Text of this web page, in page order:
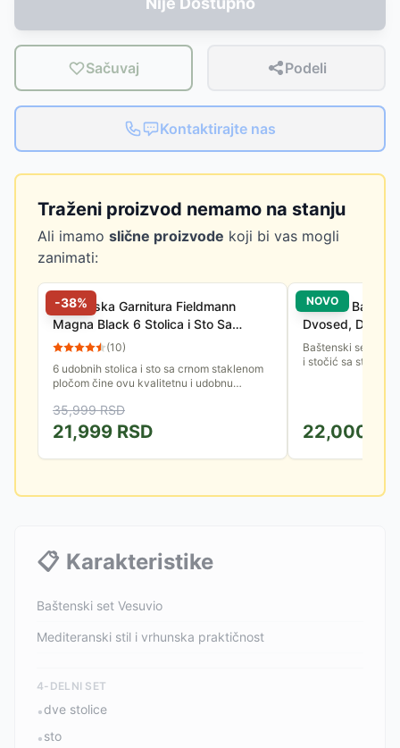
Sačuvaj Podeli
Kontaktirajte nas
Traženi proizvod nemamo na stanju
Ali imamo slične proizvode koji bi vas mogli
zanimati:
-38%
Baštenska Garnitura Fieldmann
Magna Black 6 Stolica i Sto Sa
Temperiranim Kaljenim Staklom
(10)
6 udobnih stolica i sto sa crnom staklenom
pločom čine ovu kvalitetnu i udobnu
pod otvorenim nebom ili...
35,999RSD
21,999 RSD
NOVO
Gardlov
Dvosed, Dve
Baštenski set od
i stočić sa
22,000
📋 Karakteristike
Baštenski set Vesuvio
Mediteranski stil i vrhunska praktičnost
4-DELNI SET
•dve stolice
•sto